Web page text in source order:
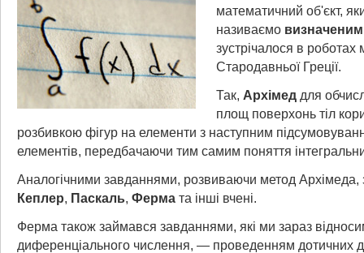
математичний об'єкт,
називаємо визначеним
зустрічалося в роботах
Стародавньої Греції.
Так, Архімед для
площ поверхонь тіл
розбивкою фігур на елементи з наступним
елементів, передбачаючи тим самим поняття
Аналогічними завданнями, розвиваючи метод Архімеда,
Кеплер, Паскаль, Ферма та інші вчені.
Ферма також займався завданнями, які ми зараз
диференціального числення, — проведенням дотичних